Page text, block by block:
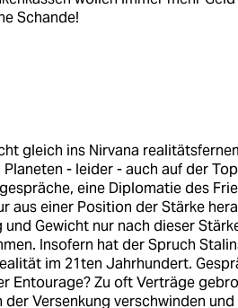
Schande!
gleich ins Nirvana
- leider - auch auf der Top
eine Diplomatie des
einer Position der Stärke
Gewicht nur nach dieser
Insofern hat der Spruch
im 21ten Jahrhundert.
Entourage? Zu oft Verträge
Versenkung verschwinden und